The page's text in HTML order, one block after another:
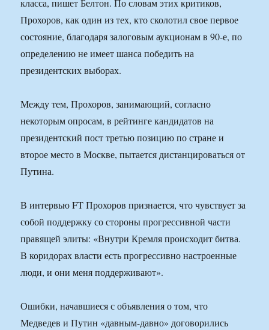
класса, пишет Белтон. По словам этих критиков,
Прохоров, как один из тех, кто сколотил свое первое
состояние, благодаря залоговым аукционам в 90-е, по
определению не имеет шанса победить на
президентских выборах.
Между тем, Прохоров, занимающий, согласно
некоторым опросам, в рейтинге кандидатов на
президентский пост третью позицию по стране и
второе место в Москве, пытается дистанцироваться от
Путина.
В интервью FT Прохоров признается, что чувствует за
собой поддержку со стороны прогрессивной части
правящей элиты: «Внутри Кремля происходит битва.
В коридорах власти есть прогрессивно настроенные
люди, и они меня поддерживают».
Ошибки, начавшиеся с объявления о том, что
Медведев и Путин «давным-давно» договорились